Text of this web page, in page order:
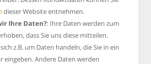
dieser Website entnehmen.
Ihre Daten?: Ihre Daten werden zum
dass Sie uns diese mitteilen.
z.B. um Daten handeln, die Sie in ein
eingeben. Andere Daten werden